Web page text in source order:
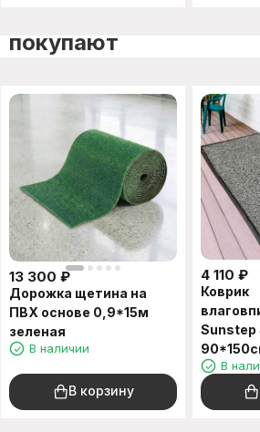
покупают
13 300 ₽
Дорожка щетина на
ПВХ основе 0,9*15м
зеленая
В наличии
В корзину
4 110 ₽
Коврик
Sunstep
В